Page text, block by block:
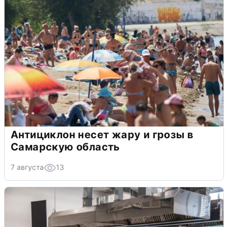
Антициклон несет жару и грозы в
Самарскую область
7 августа 13